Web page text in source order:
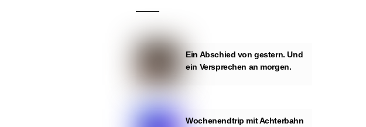
Ein Abschied von gestern. Und
ein Versprechen an morgen.
Wochenendtrip mit Achterbahn